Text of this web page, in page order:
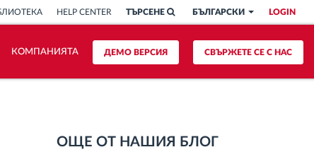
LOGIN
БЪЛГАРСКИ
ТЪРСЕНЕ
HELP CENTER
СВЪРЖЕТЕ СЕ С НАС
ДЕМО ВЕРСИЯ
КОМПАНИЯТА
ОЩЕ ОТ НАШИЯ БЛОГ